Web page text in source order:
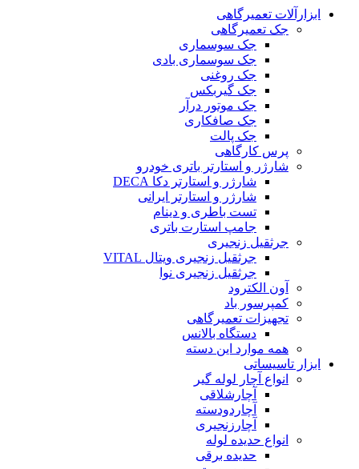
ابزارآلات تعمیرگاهی
جک تعمیرگاهی
جک سوسماری
جک سوسماری بادی
جک روغنی
جک گیربکس
جک موتور درآر
جک صافکاری
جک پالت
پرس کارگاهی
شارژر و استارتر باتری خودرو
شارژر و استارتر دکا DECA
شارژر و استارتر ایرانی
تست باطری و دینام
جامپ استارت باتری
جرثقیل زنجیری
جرثقیل زنجیری ویتال VITAL
جرثقیل زنجیری نوا
آون الکترود
کمپرسور باد
تجهیزات تعمیرگاهی
دستگاه بالانس
همه موارد این دسته
ابزار تاسیساتی
انواع آچار لوله گیر
آچارشلاقی
آچاردودسته
آچارزنجیری
انواع حدیده لوله
حدیده برقی